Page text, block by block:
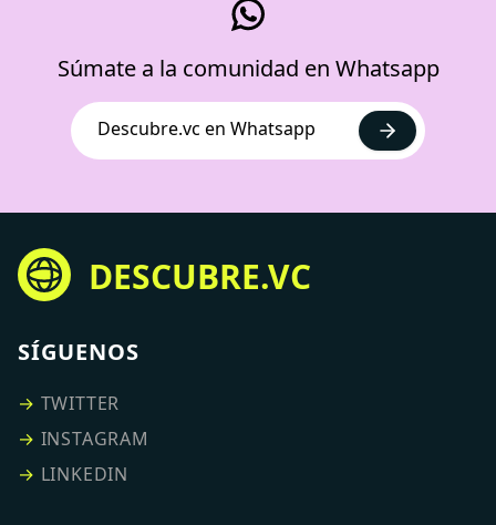
Súmate a la comunidad en Whatsapp
Descubre.vc en Whatsapp
DESCUBRE.VC
SÍGUENOS
→ TWITTER
→ INSTAGRAM
→ LINKEDIN